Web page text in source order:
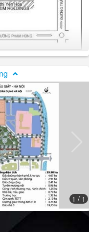
Hòa
khối nhà cao 13 tầng
môi trường kiến trúc
xanh và sân chơi
Các lô biệt thự được
thành từng khối xen
trúc khu vực. Khi xây
nhau, nhưng phải
để tạo được dãy phố
1 / 1